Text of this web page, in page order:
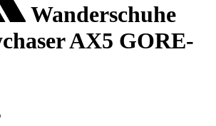
Wanderschuhe
AX5 GORE-